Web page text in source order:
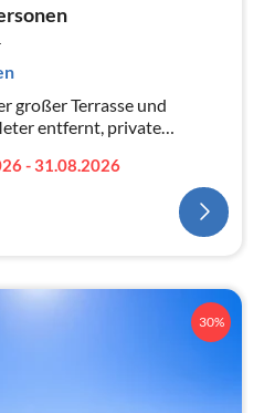
großer Terrasse und
entfernt, private
drei Badezimmer, Grill, ...
- 31.08.2026
30%